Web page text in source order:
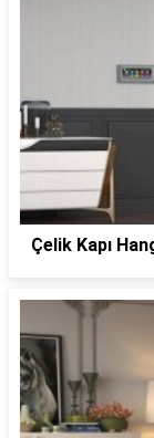
Çelik Kapı